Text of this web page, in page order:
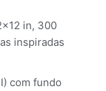
in, 300
inspiradas
com fundo